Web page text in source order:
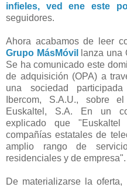
infieles, ved ene este
seguidores.
Ahora acabamos de leer
Grupo MásMóvil
lanza una
Se ha comunicado este
de adquisición (OPA) a
una sociedad
Ibercom, S.A.U., sobre
Euskaltel, S.A. En un
explicado que
compañías estatales de
amplio rango de
residenciales y de empresa".
De materializarse la oferta,